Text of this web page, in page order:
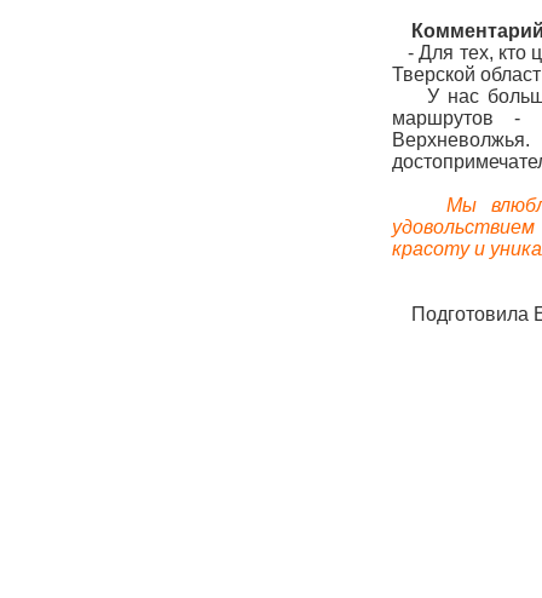
- Для тех, кто
Тверской
У нас
маршрутов
Мы
красоту и
Подготовила